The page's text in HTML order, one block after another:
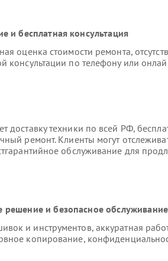
и бесплатная консультация
оценка стоимости ремонта,
консультации по телефону или
доставку техники по всей РФ,
ремонт. Клиенты могут
обслуживание для
и безопасное
и инструментов, аккуратная
копирование,